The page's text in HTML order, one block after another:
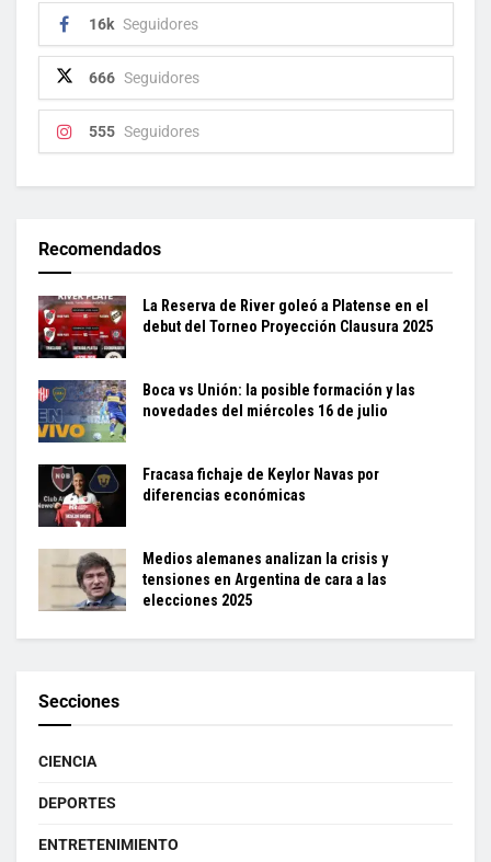
16k Seguidores
666 Seguidores
555 Seguidores
Recomendados
La Reserva de River goleó a Platense en el
debut del Torneo Proyección Clausura 2025
Boca vs Unión: la posible formación y las
novedades del miércoles 16 de julio
Fracasa fichaje de Keylor Navas por
diferencias económicas
Medios alemanes analizan la crisis y
tensiones en Argentina de cara a las
elecciones 2025
Secciones
CIENCIA
DEPORTES
ENTRETENIMIENTO